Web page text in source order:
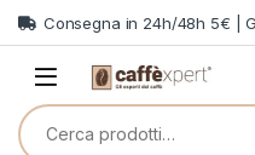
Skip to navigation
Skip to content
Consegna in 24h/48h 5€ |
Cerca: